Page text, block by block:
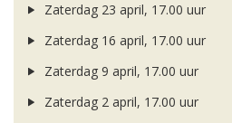
Zaterdag 23 april, 17.00 uur
Zaterdag 16 april, 17.00 uur
Zaterdag 9 april, 17.00 uur
Zaterdag 2 april, 17.00 uur